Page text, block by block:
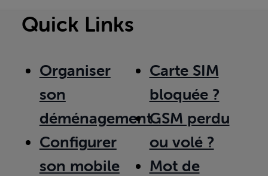
Quick Links
Organiser
son
déménagement
Configurer
son mobile
Carte SIM
bloquée ?
GSM perdu
ou volé ?
Mot de